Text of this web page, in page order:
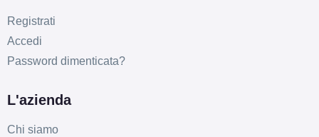
Registrati
Accedi
Password dimenticata?
L'azienda
Chi siamo